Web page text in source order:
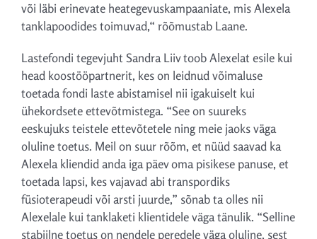
või läbi erinevate heategevuskampaaniate, mis Alexela
tanklapoodides toimuvad,“ rõõmustab Laane.
Lastefondi tegevjuht Sandra Liiv toob Alexelat esile kui
head koostööpartnerit, kes on leidnud võimaluse
toetada fondi laste abistamisel nii igakuiselt kui
ühekordsete ettevõtmistega. “See on suureks
eeskujuks teistele ettevõtetele ning meie jaoks väga
oluline toetus. Meil on suur rõõm, et nüüd saavad ka
Alexela kliendid anda iga päev oma pisikese panuse, et
toetada lapsi, kes vajavad abi transpordiks
füsioterapeudi või arsti juurde,” sõnab ta olles nii
Alexelale kui tanklaketi klientidele väga tänulik. “Selline
stabiilne toetus on nendele peredele väga oluline, sest